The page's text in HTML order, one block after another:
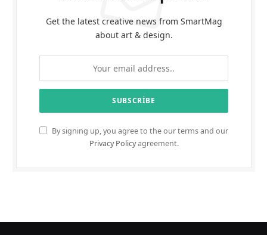
Get the latest creative news from SmartMag
about art & design.
By signing up, you agree to the our terms and our
Privacy Policyagreement.